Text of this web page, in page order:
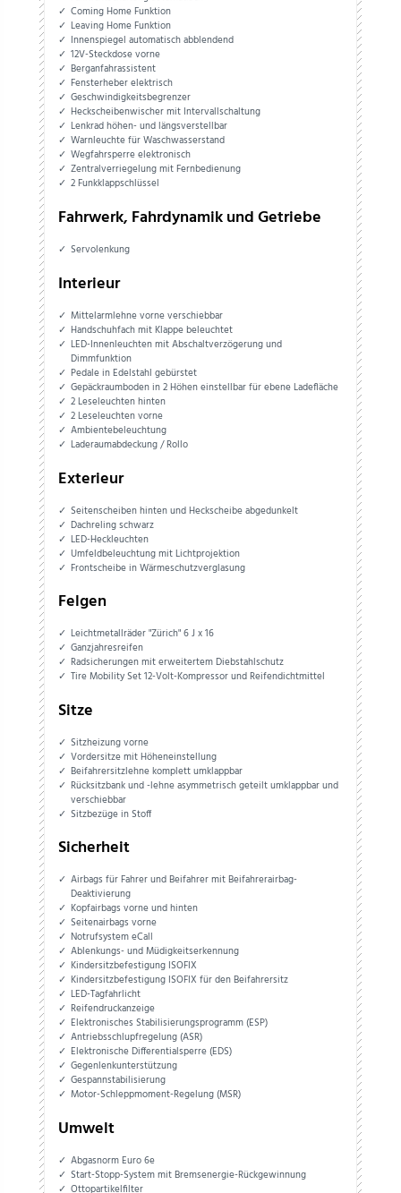
Coming Home Funktion
Leaving Home Funktion
Innenspiegel automatisch abblendend
12V-Steckdose vorne
Berganfahrassistent
Fensterheber elektrisch
Geschwindigkeitsbegrenzer
Heckscheibenwischer mit Intervallschaltung
Lenkrad höhen- und längsverstellbar
Warnleuchte für Waschwasserstand
Wegfahrsperre elektronisch
Zentralverriegelung mit Fernbedienung
2 Funkklappschlüssel
Fahrwerk, Fahrdynamik und Getriebe
Servolenkung
Interieur
Mittelarmlehne vorne verschiebbar
Handschuhfach mit Klappe beleuchtet
LED-Innenleuchten mit Abschaltverzögerung und
Dimmfunktion
Pedale in Edelstahl gebürstet
Gepäckraumboden in 2 Höhen einstellbar für ebene Ladefläche
2 Leseleuchten hinten
2 Leseleuchten vorne
Ambientebeleuchtung
Laderaumabdeckung / Rollo
Exterieur
Seitenscheiben hinten und Heckscheibe abgedunkelt
Dachreling schwarz
LED-Heckleuchten
Umfeldbeleuchtung mit Lichtprojektion
Frontscheibe in Wärmeschutzverglasung
Felgen
Leichtmetallräder "Zürich" 6 J x 16
Ganzjahresreifen
Radsicherungen mit erweitertem Diebstahlschutz
Tire Mobility Set 12-Volt-Kompressor und Reifendichtmittel
Sitze
Sitzheizung vorne
Vordersitze mit Höheneinstellung
Beifahrersitzlehne komplett umklappbar
Rücksitzbank und -lehne asymmetrisch geteilt umklappbar und
verschiebbar
Sitzbezüge in Stoff
Sicherheit
Airbags für Fahrer und Beifahrer mit Beifahrerairbag-
Deaktivierung
Kopfairbags vorne und hinten
Seitenairbags vorne
Notrufsystem eCall
Ablenkungs- und Müdigkeitserkennung
Kindersitzbefestigung ISOFIX
Kindersitzbefestigung ISOFIX für den Beifahrersitz
LED-Tagfahrlicht
Reifendruckanzeige
Elektronisches Stabilisierungsprogramm (ESP)
Antriebsschlupfregelung (ASR)
Elektronische Differentialsperre (EDS)
Gegenlenkunterstützung
Gespannstabilisierung
Motor-Schleppmoment-Regelung (MSR)
Umwelt
Abgasnorm Euro 6e
Start-Stopp-System mit Bremsenergie-Rückgewinnung
Ottopartikelfilter